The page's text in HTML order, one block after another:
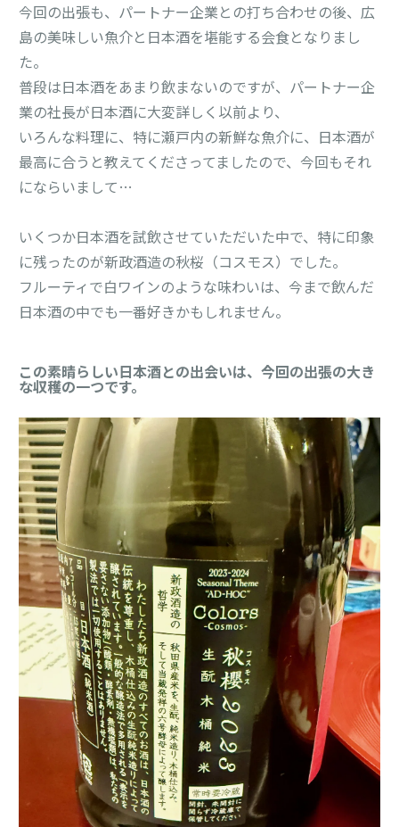
今回の出張も、パートナー企業との打ち合わせの後、広
島の美味しい魚介と日本酒を堪能する会食となりまし
た。
普段は日本酒をあまり飲まないのですが、パートナー企
業の社長が日本酒に大変詳しく以前より、
いろんな料理に、特に瀬戸内の新鮮な魚介に、日本酒が
最高に合うと教えてくださってましたので、今回もそれ
にならいまして…
いくつか日本酒を試飲させていただいた中で、特に印象
に残ったのが新政酒造の秋桜（コスモス）でした。
フルーティで白ワインのような味わいは、今まで飲んだ
日本酒の中でも一番好きかもしれません。
この素晴らしい日本酒との出会いは、今回の出張の大き
な収穫の一つです。